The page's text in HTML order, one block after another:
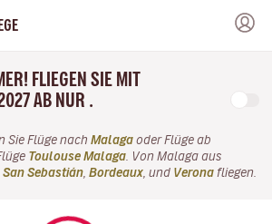
FLIEGEN SIE MIT
AB NUR .
Sie Flüge nach Malaga oder Flüge ab
Toulouse Malaga . Von Malaga aus
San Sebastián Bordeaux , und Verona fliegen.